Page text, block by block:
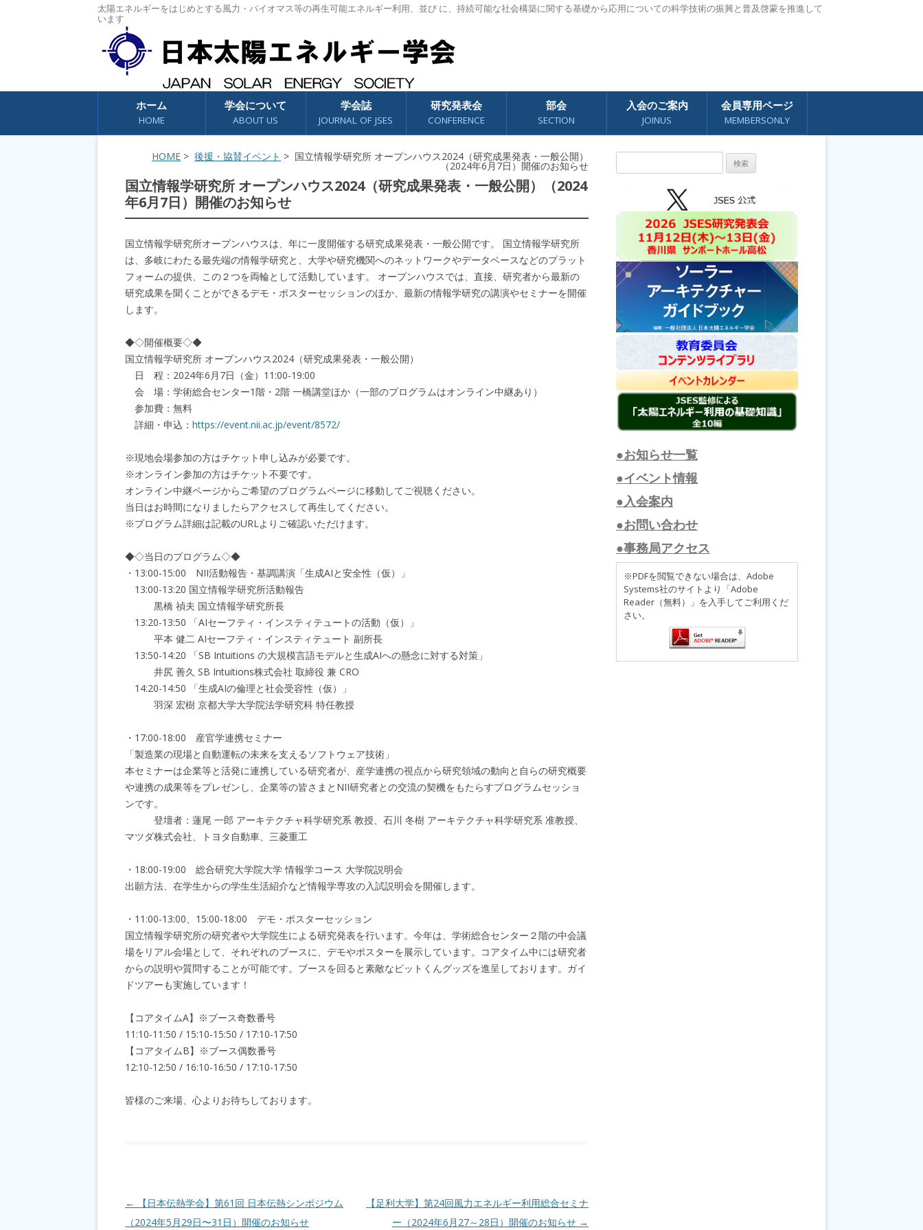
太陽エネルギーをはじめとする風力・バイオマス等の再生可能エネルギー利用、並び に、持続可能な社会構築に関する基礎から応用についての科学技術の振興と普及啓蒙を推進して
います
コンテンツへスキップ
ホーム
HOME
学会について
ABOUT US
学会誌
JOURNAL OF JSES
研究発表会
CONFERENCE
部会
SECTION
入会のご案内
JOINUS
会員専用ページ
MEMBERSONLY
HOME > 後援・協賛イベント > 国立情報学研究所 オープンハウス2024（研究成果発表・一般公開）
（2024年6月7日）開催のお知らせ
国立情報学研究所 オープンハウス2024（研究成果発表・一般公開）（2024
年6月7日）開催のお知らせ
国立情報学研究所オープンハウスは、年に一度開催する研究成果発表・一般公開です。 国立情報学研究所
は、多岐にわたる最先端の情報学研究と、大学や研究機関へのネットワークやデータベースなどのプラット
フォームの提供、この２つを両輪として活動しています。 オープンハウスでは、直接、研究者から最新の
研究成果を聞くことができるデモ・ポスターセッションのほか、最新の情報学研究の講演やセミナーを開催
します。
◆◇開催概要◇◆
国立情報学研究所 オープンハウス2024（研究成果発表・一般公開）
日 程：2024年6月7日（金）11:00-19:00
会 場：学術総合センター1階・2階 一橋講堂ほか（一部のプログラムはオンライン中継あり）
参加費：無料
詳細・申込： https://event.nii.ac.jp/event/8572/
※現地会場参加の方はチケット申し込みが必要です。
※オンライン参加の方はチケット不要です。
オンライン中継ページからご希望のプログラムページに移動してご視聴ください。
当日はお時間になりましたらアクセスして再生してください。
※プログラム詳細は記載のURLよりご確認いただけます。
◆◇当日のプログラム◇◆
・13:00-15:00 NII活動報告・基調講演「生成AIと安全性（仮）」
13:00-13:20 国立情報学研究所活動報告
黒橋 禎夫 国立情報学研究所長
13:20-13:50 「AIセーフティ・インスティテュートの活動（仮）」
平本 健二 AIセーフティ・インスティテュート 副所長
13:50-14:20 「SB Intuitions の大規模言語モデルと生成AIへの懸念に対する対策」
井尻 善久 SB Intuitions株式会社 取締役 兼 CRO
14:20-14:50 「生成AIの倫理と社会受容性（仮）」
羽深 宏樹 京都大学大学院法学研究科 特任教授
・17:00-18:00 産官学連携セミナー
「製造業の現場と自動運転の未来を支えるソフトウェア技術」
本セミナーは企業等と活発に連携している研究者が、産学連携の視点から研究領域の動向と自らの研究概要
や連携の成果等をプレゼンし、企業等の皆さまとNII研究者との交流の契機をもたらすプログラムセッショ
ンです。
登壇者：蓮尾 一郎 アーキテクチャ科学研究系 教授、石川 冬樹 アーキテクチャ科学研究系 准教授、
マツダ株式会社、トヨタ自動車、三菱重工
・18:00-19:00 総合研究大学院大学 情報学コース 大学院説明会
出願方法、在学生からの学生生活紹介など情報学専攻の入試説明会を開催します。
・11:00-13:00、15:00-18:00 デモ・ポスターセッション
国立情報学研究所の研究者や大学院生による研究発表を行います。今年は、学術総合センター２階の中会議
場をリアル会場として、それぞれのブースに、デモやポスターを展示しています。コアタイム中には研究者
からの説明や質問することが可能です。ブースを回ると素敵なビットくんグッズを進呈しております。ガイ
ドツアーも実施しています！
【コアタイムA】※ブース奇数番号
11:10-11:50 / 15:10-15:50 / 17:10-17:50
【コアタイムB】※ブース偶数番号
12:10-12:50 / 16:10-16:50 / 17:10-17:50
皆様のご来場、心よりお待ちしております。
投稿ナビゲーション
←
【日本伝熱学会】第61回 日本伝熱シンポジウム
（2024年5月29日〜31日）開催のお知らせ
【足利大学】第24回風力エネルギー利用総合セミナ
ー（2024年6月27～28日）開催のお知らせ →
索:
●お知らせ一覧
●イベント情報
●入会案内
●お問い合わせ
●事務局アクセス
※PDFを閲覧できない場合は、Adobe
Systems社のサイトより「Adobe
Reader（無料）」を入手してご利用くだ
さい。